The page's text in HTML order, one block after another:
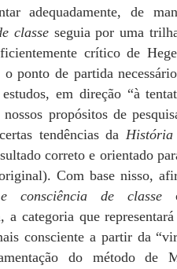
adequadamente, de
classe seguia por uma
crítico de
ponto de partida
em direção “à
propósitos de
tendências da História
correto e orientado
Com base nisso,
consciência de classe
a categoria que
consciente a partir da
do método de